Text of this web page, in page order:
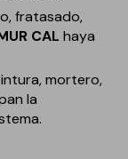
fratasado,
CAL haya
mortero,
la